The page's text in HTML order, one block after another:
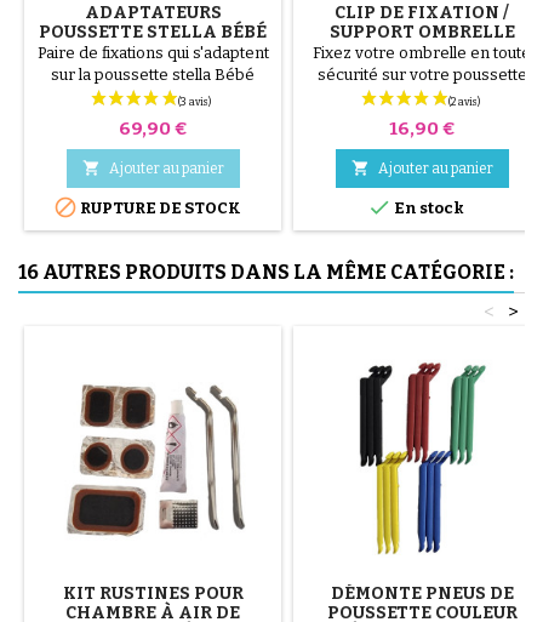
ADAPTATEURS
POUSSETTE STELLA BÉBÉ
CONFORT
Paire de fixations qui s'adaptent
sur la poussette stella Bébé
Confort
Prix
69,90 €
 Ajouter au panier
 RUPTURE DE STOCK
CLIP DE FIXATION /
SUPPORT OMBRELLE
POUR POUSSETTE STELLA
BÉBÉ CONFORT
Fixez votre ombrelle en toute
sécurité sur votre poussette
Stella. Ce support d'origine
conçu exclusivement pour le
châssis de la poussette Stella. Il
votre ombrelle instantanément
pour protéger votre enfant du
avec le modèle Stella.
Installation rapide par simple...
Prix
16,90 €
 Ajouter au panier
 En stock
16 AUTRES PRODUITS DANS LA MÊME CATÉGORIE :
>
<
KIT RUSTINES POUR
CHAMBRE À AIR DE
DÉMONTE PNEUS DE
POUSSETTE COULEUR